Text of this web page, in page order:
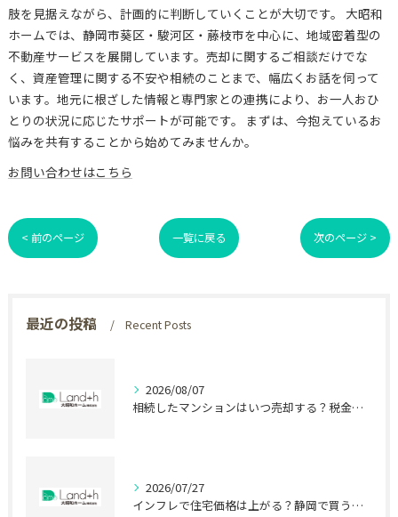
肢を見据えながら、計画的に判断していくことが大切です。 大昭和
ホームでは、静岡市葵区・駿河区・藤枝市を中心に、地域密着型の
不動産サービスを展開しています。売却に関するご相談だけでな
く、資産管理に関する不安や相続のことまで、幅広くお話を伺って
います。地元に根ざした情報と専門家との連携により、お一人おひ
とりの状況に応じたサポートが可能です。 まずは、今抱えているお
悩みを共有することから始めてみませんか。
お問い合わせはこちら
< 前のページ 一覧に戻る 次のページ >
最近の投稿 Recent Posts
2026/08/07
相続したマンションはいつ売却する？税金で差が出る時期
2026/07/27
インフレで住宅価格は上がる？静岡で買う前に知る盲点